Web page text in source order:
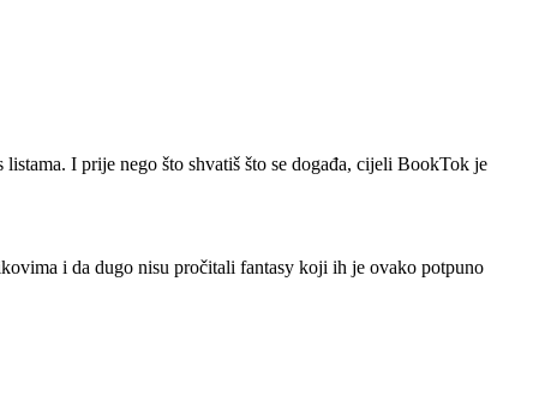
I prije nego što shvatiš što se događa, cijeli BookTok je
i da dugo nisu pročitali fantasy koji ih je ovako potpuno